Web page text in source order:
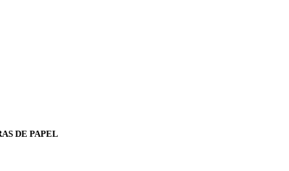
DE PAPEL